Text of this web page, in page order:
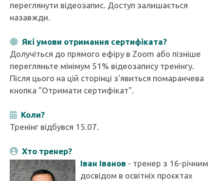
переглянути відеозапис. Доступ залишається
назавжди.
Які умови отримання сертифіката?
Долучіться до прямого ефіру в Zoom або пізніше
перегляньте мінімум 51% відеозапису тренінгу.
Після цього на цій сторінці з'явиться помаранчева
кнопка "Отримати сертифікат".
Коли?
Тренінг відбувся 15.07.
Хто тренер?
Іван Іванов - тренер з 16-річним
досвідом в освітніх проєктах